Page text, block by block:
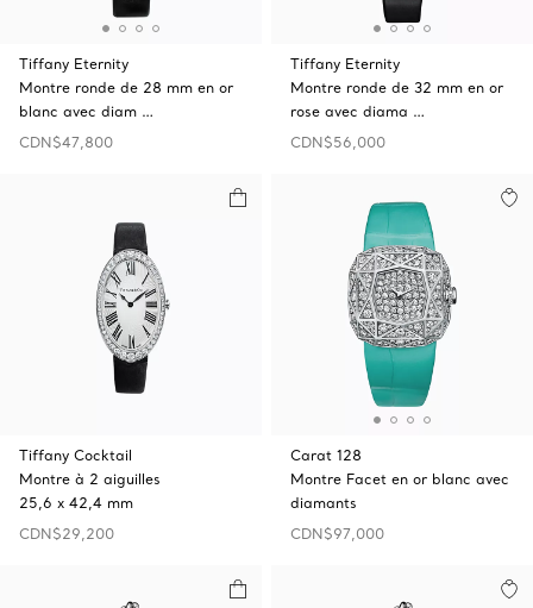
Tiffany Eternity
Montre ronde de 28 mm en or
blanc avec diam …
CDN$47,800
Tiffany Eternity
Montre ronde de 32 mm en or
rose avec diama …
CDN$56,000
Tiffany Cocktail
Montre à 2 aiguilles
25,6 x 42,4 mm
CDN$29,200
Carat 128
Montre Facet en or blanc avec
diamants
CDN$97,000